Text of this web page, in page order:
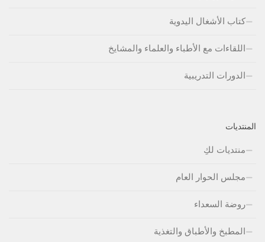
كتاب الأشغال اليدوية
اللقاءات مع الأطباء والعلماء والمشايخ
الدورات التدريبية
المنتديات
منتديات لكِ
مجلس الحوار العام
روضة السعداء
المطبخ والأطباق والتغذية